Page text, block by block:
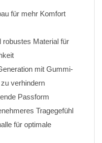
für mehr Komfort
robustes Material für
mit Gummi-
verhindern
Passform
Tragegefühl
für optimale